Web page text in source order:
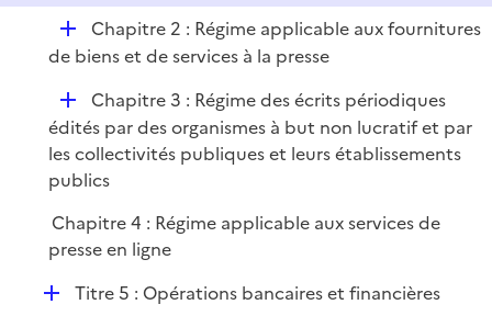
D
é
i
e
r
Chapitre 2 : Régime applicable aux fournitures
de biens et de services à la presse
D
é
p
l
e
r
Chapitre 3 : Régime des écrits périodiques
édités par des organismes à but non lucratif et par
les collectivités publiques et leurs établissements
publics
Chapitre 4 : Régime applicable aux services de
presse en ligne
DTitre 5 : Opérations bancaires et financières